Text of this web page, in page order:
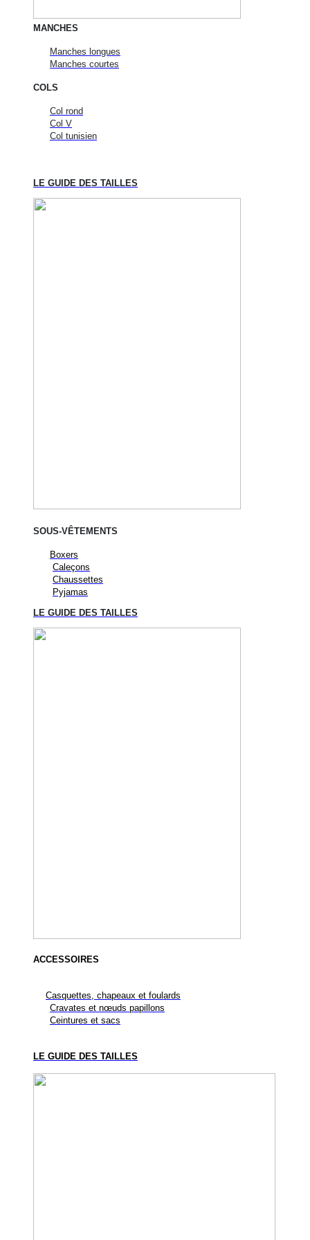
MANCHES
Manches longues
Manches courtes
COLS
Col rond
Col V
Col tunisien
LE GUIDE DES TAILLES
SOUS-VÊTEMENTS
Boxers
Caleçons
Chaussettes
Pyjamas
LE GUIDE DES TAILLES
ACCESSOIRES
Casquettes, chapeaux et foulards
Cravates et nœuds papillons
Ceintures et sacs
LE GUIDE DES TAILLES